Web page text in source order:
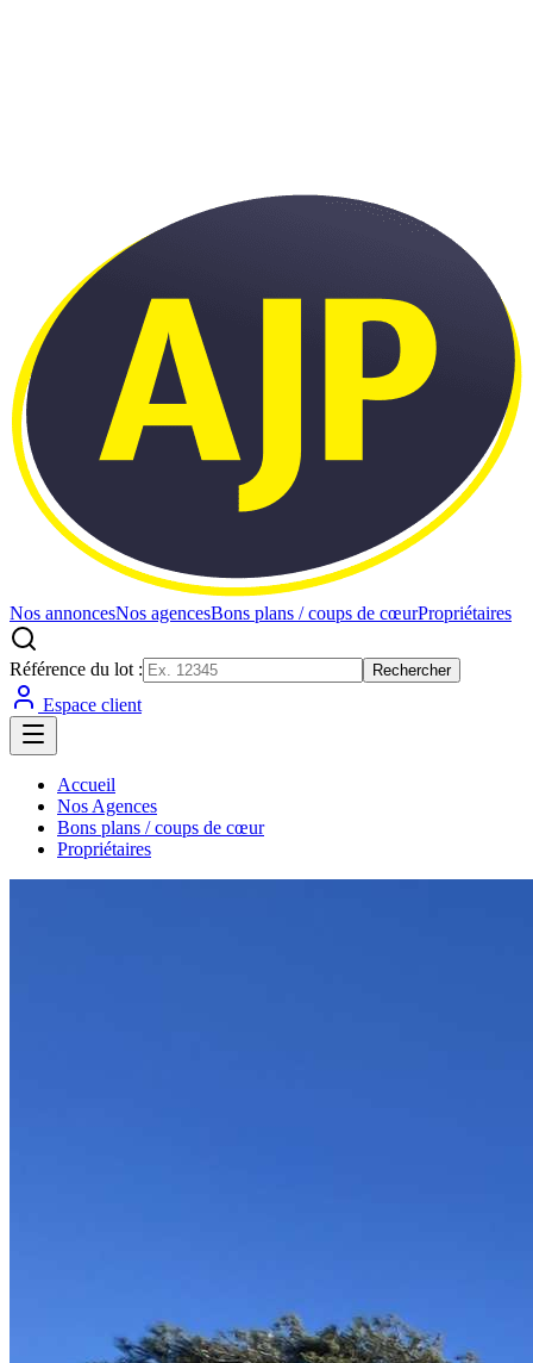
Nos annoncesNos agencesBons plans / coups de cœurPropriétaires
Référence du lot : Rechercher
Espace client
Accueil
Nos Agences
Bons plans / coups de cœur
Propriétaires